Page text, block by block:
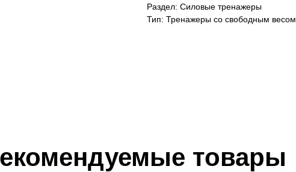
Раздел: Силовые тренажеры
Тип: Тренажеры со свободным весом
товары